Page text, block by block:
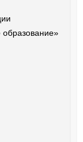
образование»